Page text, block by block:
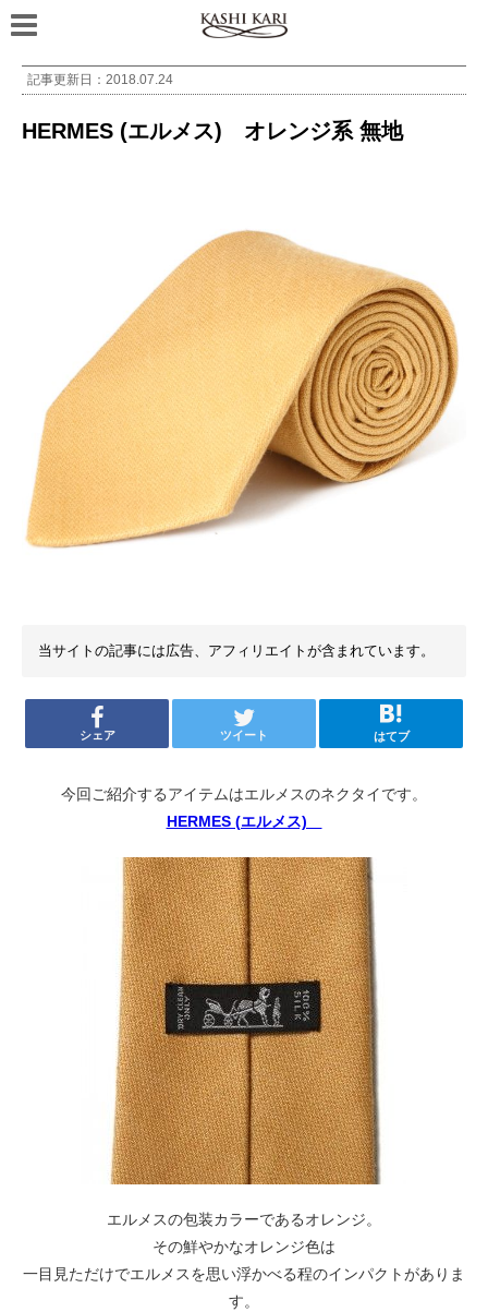
記事更新日： 2018.07.24
HERMES (エルメス) オレンジ系 無地
当サイトの記事には広告、アフィリエイトが含まれています。
シェア ツイート はてブ
今回ご紹介するアイテムはエルメスのネクタイです。
HERMES (エルメス)
エルメスの包装カラーであるオレンジ。
その鮮やかなオレンジ色は
一目見ただけでエルメスを思い浮かべる程のインパクトがありま
す。